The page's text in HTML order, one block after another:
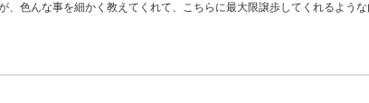
、色んな事を細かく教えてくれて、こちらに最大限譲歩してくれるよう